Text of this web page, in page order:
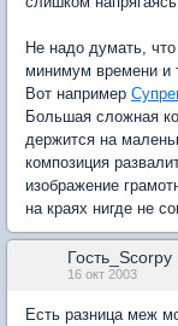
Не надо думать,
минимум времени и
Вот например
Большая сложная
держится на
композиция
изображение
на краях нигде не
16 окт 2003
Есть разница меж